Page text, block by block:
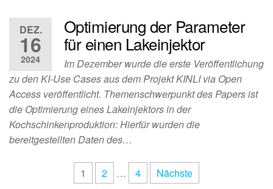
DEZ.
16
2024
Optimierung der Parameter
für einen Lakeinjektor
Im Dezember wurde die erste Veröffentlichung
zu den KI-Use Cases aus dem Projekt KINLI via Open
Access veröffentlicht. Themenschwerpunkt des Papers ist
die Optimierung eines Lakeinjektors in der
Kochschinkenproduktion: Hierfür wurden die
bereitgestellten Daten des…
Seitennummerierung
1 2 … 4 Nächste